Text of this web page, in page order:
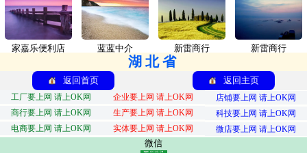
家嘉乐便利店 蓝蓝中介 新雷商行 新雷商行
湖北省
返回首页 返回主页
工厂要上网 请上OK网 企业要上网 请上OK网
店铺要上网 请上OK网
商行要上网 请上OK网
生产要上网 请上OK网
科技要上网 请上OK网
电商要上网 请上OK网
实体要上网 请上OK网 微店要上网 请上OK网
微信